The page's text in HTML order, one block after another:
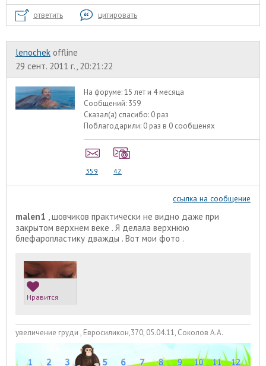
ответить цитировать
lenochek offline
29 сент. 2011 г., 20:21:22
На форуме:15 лет и 4 месяца
Сообщений: 359
Сказал(а) спасибо: 0 раз
Поблагодарили: 0 раз в 0 сообщенях
359 42
ссылка на сообщение
malen1 , шовчиков практически не видно даже при
закрытом верхнем веке . Я делала верхнюю
блефаропластику дважды . Вот мои фото .
Нравится
увеличение груди , Евросиликон,370, 05.04.11, Соколов А.А.